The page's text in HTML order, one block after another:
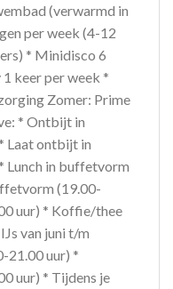
(verwarmd in
per week (4-12
* Minidisco 6
keer per week *
Zomer: Prime
* Ontbijt in
Laat ontbijt in
Lunch in buffetvorm
(19.00-
uur) * Koffie/thee
van juni t/m
21.00 uur) *
uur) * Tijdens je